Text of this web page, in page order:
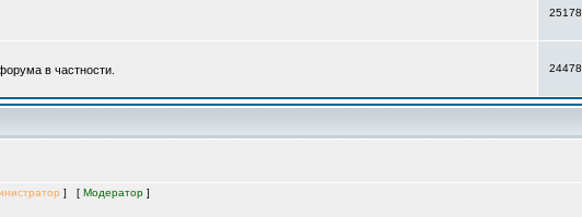
25178
в частности. 24478
] [ Модератор ]